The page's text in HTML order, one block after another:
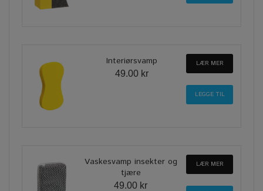
Interiørsvamp
49.00 kr
LÆR MER
Vaskesvamp insekter og
tjære
49.00 kr
LÆR MER